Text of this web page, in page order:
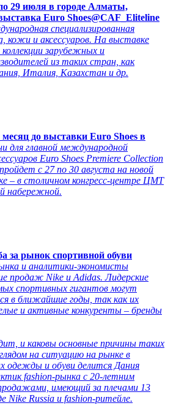
29 июля в городе Алматы,
Euro Shoes@CAF_Eliteline
специализированная
кожи и аксессуаров. На выставке
зарубежных и
из таких стран, как
Италия, Казахстан и др.
месяц до выставки Euro Shoes в
для главной международной
Euro Shoes Premiere Collection
с 27 по 30 августа на новой
– в столичном конгресс-центре ЦМТ
набережной.
за рынок спортивной обуви
и аналитики-экономисты
продаж Nike и Adidas. Лидерские
спортивных гигантов могут
в ближайшие годы, так как их
и активные конкуренты – бренды
и каковы основные причины таких
на ситуацию на рынке в
одежды и обуви делится Дания
fashion-рынка с 20-летним
имеющий за плечами 13
Nike Russia и fashion-ритейле.